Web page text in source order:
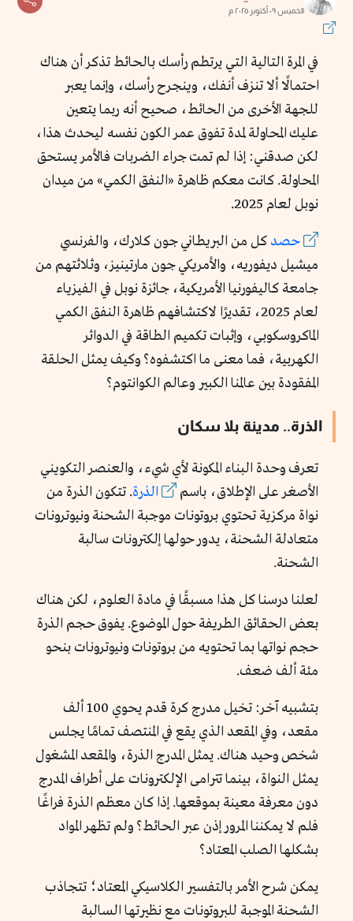
الخميس ٠٩ أكتوبر ٢٠٢٥ م
في المرة التالية التي يرتطم رأسك بالحائط تذكر أن هناك
احتمالًا ألا تنزف أنفك، وينجرح رأسك، وإنما يعبر
للجهة الأخرى من الحائط، صحيح أنه ربما يتعين
عليك المحاولة لمدة تفوق عمر الكون نفسه ليحدث هذا،
لكن صدقني: إذا لم تمت جراء الضربات فالأمر يستحق
المحاولة. كانت معكم ظاهرة «النفق الكمي» من ميدان
نوبل لعام 2025.
حصد كل من البريطاني جون كلارك، والفرنسي
ميشيل ديفوريه، والأمريكي جون مارتينيز، وثلاثتهم من
جامعة كاليفورنيا الأمريكية، جائزة نوبل في الفيزياء
لعام 2025، تقديرًا لاكتشافهم ظاهرة النفق الكمي
الماكروسكوبي، وإثبات تكميم الطاقة في الدوائر
الكهربية، فما معنى ما اكتشفوه؟ وكيف يمثل الحلقة
المفقودة بين عالمنا الكبير وعالم الكوانتوم؟
الذرة.. مدينة بلا سكان
تعرف وحدة البناء المكونة لأي شيء، والعنصر التكويني
الأصغر على الإطلاق، باسم
الذرة. تتكون الذرة من
نواة مركزية تحتوي بروتونات موجبة الشحنة ونيوترونات
متعادلة الشحنة، يدور حولها إلكترونات سالبة
الشحنة.
لعلنا درسنا كل هذا مسبقًا في مادة العلوم، لكن هناك
بعض الحقائق الطريفة حول الموضوع. يفوق حجم الذرة
حجم نواتها بما تحتويه من بروتونات ونيوترونات بنحو
مئة ألف ضعف.
بتشبيه آخر: تخيل مدرج كرة قدم يحوي 100 ألف
مقعد، وفي المقعد الذي يقع في المنتصف تمامًا يجلس
شخص وحيد هناك. يمثل المدرج الذرة، والمقعد المشغول
يمثل النواة، بينما تترامى الإلكترونات على أطراف المدرج
دون معرفة معينة بموقعها. إذا كان معظم الذرة فراغًا
فلم لا يمكننا المرور إذن عبر الحائط؟ ولم تظهر المواد
بشكلها الصلب المعتاد؟
يمكن شرح الأمر بالتفسير الكلاسيكي المعتاد؛ تتجاذب
الشحنة الموجبة للبروتونات مع نظيرتها السالبة